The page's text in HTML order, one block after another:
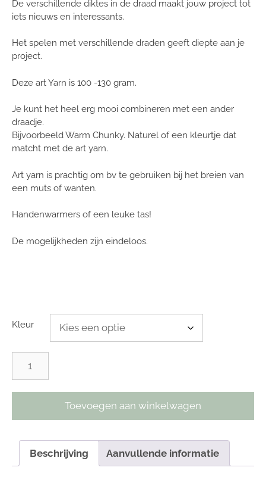
De verschillende diktes in de draad maakt jouw project tot
iets nieuws en interessants.
Het spelen met verschillende draden geeft diepte aan je
project.
Deze art Yarn is 100 -130 gram.
Je kunt het heel erg mooi combineren met een ander
draadje.
Bijvoorbeeld Warm Chunky. Naturel of een kleurtje dat
matcht met de art yarn.
Art yarn is prachtig om bv te gebruiken bij het breien van
een muts of wanten.
Handenwarmers of een leuke tas!
De mogelijkheden zijn eindeloos.
Kleur
Toevoegen aan winkelwagen
Beschrijving Aanvullende informatie